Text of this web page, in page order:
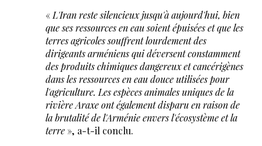
«L'Iran reste silencieux jusqu'à aujourd'hui, bien
que ses ressources en eau soient épuisées et que les
terres agricoles souffrent lourdement des
dirigeants arméniens qui déversent constamment
des produits chimiques dangereux et cancérigènes
dans les ressources en eau douce utilisées pour
l'agriculture. Les espèces animales uniques de la
rivière Araxe ont également disparu en raison de
la brutalité de l'Arménie envers l'écosystème et la
terre», a-t-il conclu.